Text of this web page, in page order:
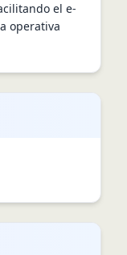
el e-
operativa